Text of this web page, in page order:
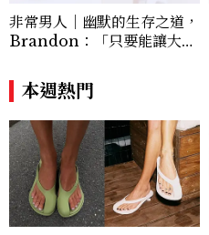
非常男人｜幽默的生存之道，
Brandon：「只要能讓大家
讓敵人成為朋友。」
本週熱門